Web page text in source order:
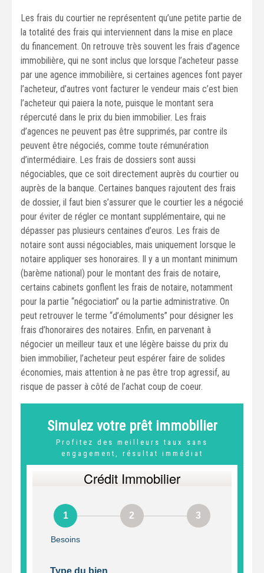
Les frais du courtier ne représentent qu’une petite partie de
la totalité des frais qui interviennent dans la mise en place
du financement. On retrouve très souvent les frais d’agence
immobilière, qui ne sont inclus que lorsque l’acheteur passe
par une agence immobilière, si certaines agences font payer
l’acheteur, d’autres vont facturer le vendeur mais c’est bien
l’acheteur qui paiera la note, puisque le montant sera
répercuté dans le prix du bien immobilier. Les frais
d’agences ne peuvent pas être supprimés, par contre ils
peuvent être négociés, comme toute rémunération
d’intermédiaire. Les frais de dossiers sont aussi
négociables, que ce soit directement auprès du courtier ou
auprès de la banque. Certaines banques rajoutent des frais
de dossier, il faut bien s’assurer que le courtier les a négocié
pour éviter de régler ce montant supplémentaire, qui ne
dépasser pas plusieurs centaines d’euros. Les frais de
notaire sont aussi négociables, mais uniquement lorsque le
notaire appliquer ses honoraires. Il y a un montant minimum
(barème national) pour le montant des frais de notaire,
certains cabinets gonflent les frais de notaire, notamment
pour la partie “négociation” ou la partie administrative. On
peut retrouver le terme “d’émoluments” pour désigner les
frais d’honoraires des notaires. Enfin, en parvenant à
négocier un meilleur taux et une légère baisse du prix du
bien immobilier, l’acheteur peut espérer faire de solides
économies, mais attention à ne pas être trop agressif, au
risque de passer à côté de l’achat coup de coeur.
Simulez votre prêt immobilier
Profitez des meilleurs taux sans
engagement, résultat immédiat